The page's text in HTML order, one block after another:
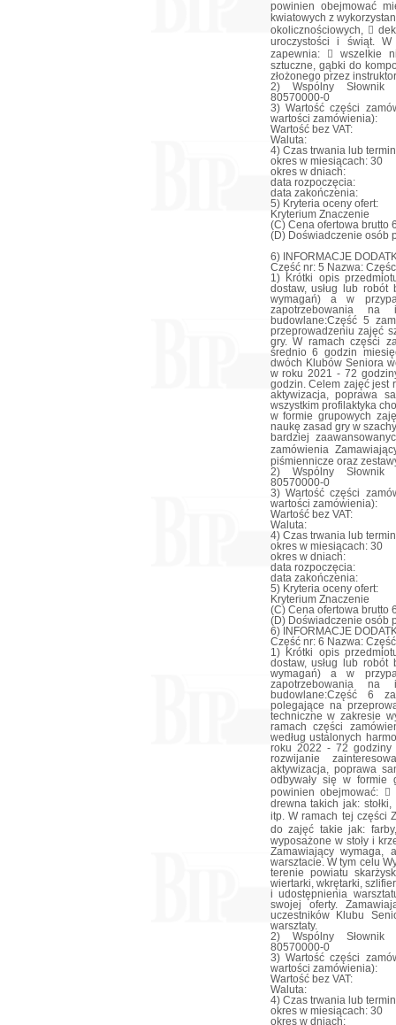
powinien obejmować
kwiatowych z
okolicznościowych, 
uroczystości i świąt.
zapewnia:  wszelkie
sztuczne, gąbki do
złożonego przez
2) Wspólny Słownik
80570000-0
3) Wartość części
wartości zamówienia):
Wartość bez VAT:
Waluta:
4) Czas trwania lub
okres w miesiącach: 30
okres w dniach:
data rozpoczęcia:
data zakończenia:
5) Kryteria oceny ofert:
Kryterium Znaczenie
(C) Cena ofertowa brutto
(D) Doświadczenie osób
6) INFORMACJE
Część nr: 5 Nazwa:
1) Krótki opis
dostaw, usług lub robót
wymagań) a w
zapotrzebowania na
budowlane:Część 5
przeprowadzeniu zajęć
gry. W ramach części
średnio 6 godzin
dwóch Klubów Seniora
w roku 2021 - 72
godzin. Celem zajęć jest
aktywizacja, poprawa
wszystkim profilaktyka
w formie grupowych
naukę zasad gry w
bardziej
zamówienia
piśmiennicze oraz
2) Wspólny Słownik
80570000-0
3) Wartość części
wartości zamówienia):
Wartość bez VAT:
Waluta:
4) Czas trwania lub
okres w miesiącach: 30
okres w dniach:
data rozpoczęcia:
data zakończenia:
5) Kryteria oceny ofert:
Kryterium Znaczenie
(C) Cena ofertowa brutto
(D) Doświadczenie osób
6) INFORMACJE
Część nr: 6 Nazwa:
1) Krótki opis
dostaw, usług lub robót
wymagań) a w
zapotrzebowania na
budowlane:Część 6
polegające na
techniczne w zakresie
ramach części
według ustalonych
roku 2022 - 72
rozwijanie
aktywizacja, poprawa
odbywały się w formie
powinien obejmować: 
drewna takich jak:
itp. W ramach tej części
do zajęć takie jak:
wyposażone w stoły i
Zamawiający wymaga,
warsztacie. W tym celu
terenie powiatu
wiertarki, wkrętarki,
i udostępnienia
swojej oferty.
uczestników Klubu
warsztaty.
2) Wspólny Słownik
80570000-0
3) Wartość części
wartości zamówienia):
Wartość bez VAT:
Waluta:
4) Czas trwania lub
okres w miesiącach: 30
okres w dniach: